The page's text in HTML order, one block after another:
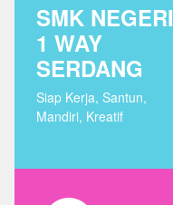
SMK NEGERI
1 WAY
SERDANG
Siap Kerja, Santun,
Mandiri, Kreatif